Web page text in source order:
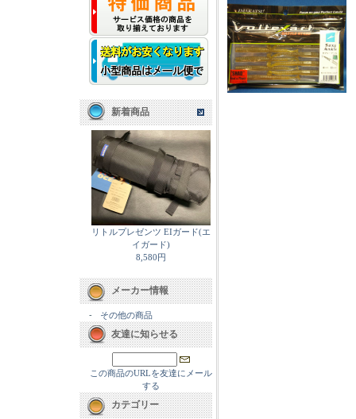
新着商品
リトルプレゼンツ EIガード(エ
イガード)
8,580円
メーカー情報
- その他の商品
友達に知らせる
この商品のURLを友達にメール
する
カテゴリー